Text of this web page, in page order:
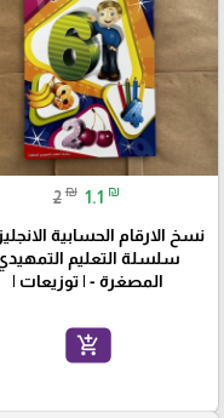
2 ₪ 1.1 ₪
نسخ الارقام الحسابية
سلسلة التعليم
المصغرة - | توزيعات |
add_shopping_cart